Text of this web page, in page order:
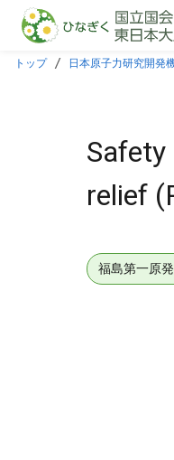
本文に飛ぶ
トップ 日本原子力研究開発
relief
福島第一原